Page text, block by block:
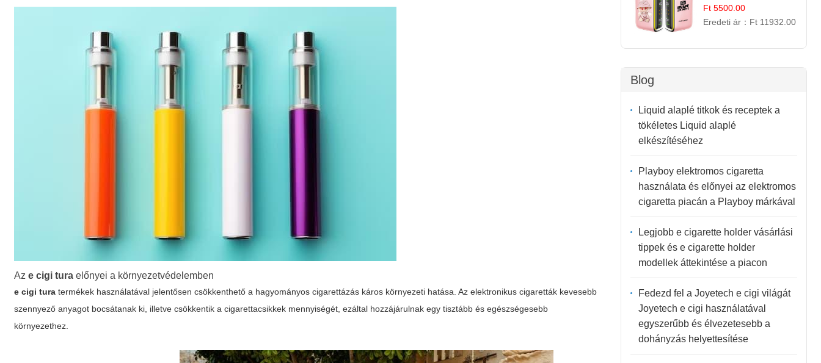
Aze cigi tura előnyei a környezetvédelemben
e cigi tura termékek használatával jelentősen csökkenthető a hagyományos cigarettázás káros környezeti hatása. Az elektronikus cigaretták kevesebb
szennyező anyagot bocsátanak ki, illetve csökkentik a cigarettacsikkek mennyiségét, ezáltal hozzájárulnak egy tisztább és egészségesebb
környezethez.
Rózsaszín Citrom Íz
Ft 5500.00
Eredeti ár： Ft 11932.00
Blog
Liquid alaplé titkok és receptek a
tökéletes Liquid alaplé
elkészítéséhez
Playboy elektromos cigaretta
használata és előnyei az elektromos
cigaretta piacán a Playboy márkával
Legjobb e cigarette holder vásárlási
tippek és e cigarette holder
modellek áttekintése a piacon
Fedezd fel a Joyetech e cigi világát
Joyetech e cigi használatával
egyszerűbb és élvezetesebb a
dohányzás helyettesítése